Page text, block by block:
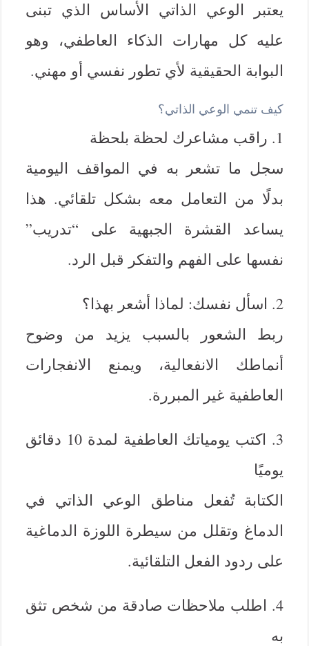
يعتبر الوعي الذاتي الأساس الذي تبنى
عليه كل مهارات الذكاء العاطفي، وهو
البوابة الحقيقية لأي تطور نفسي أو مهني.
كيف تنمي الوعي الذاتي؟
1. راقب مشاعرك لحظة بلحظة
سجل ما تشعر به في المواقف اليومية
بدلًا من التعامل معه بشكل تلقائي. هذا
يساعد القشرة الجبهية على “تدريب”
نفسها على الفهم والتفكر قبل الرد.
2. اسأل نفسك: لماذا أشعر بهذا؟
ربط الشعور بالسبب يزيد من وضوح
أنماطك الانفعالية، ويمنع الانفجارات
العاطفية غير المبررة.
3. اكتب يومياتك العاطفية لمدة 10 دقائق
يوميًا
الكتابة تُفعل مناطق الوعي الذاتي في
الدماغ وتقلل من سيطرة اللوزة الدماغية
على ردود الفعل التلقائية.
4. اطلب ملاحظات صادقة من شخص تثق
به